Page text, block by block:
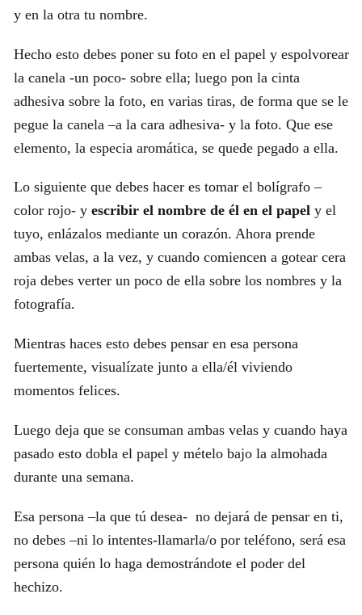
y en la otra tu nombre.
Hecho esto debes poner su foto en el papel y espolvorear
la canela -un poco- sobre ella; luego pon la cinta
adhesiva sobre la foto, en varias tiras, de forma que se le
pegue la canela –a la cara adhesiva- y la foto. Que ese
elemento, la especia aromática, se quede pegado a ella.
Lo siguiente que debes hacer es tomar el bolígrafo –
color rojo- y escribir el nombre de él en el papely el
tuyo, enlázalos mediante un corazón. Ahora prende
ambas velas, a la vez, y cuando comiencen a gotear cera
roja debes verter un poco de ella sobre los nombres y la
fotografía.
Mientras haces esto debes pensar en esa persona
fuertemente, visualízate junto a ella/él viviendo
momentos felices.
Luego deja que se consuman ambas velas y cuando haya
pasado esto dobla el papel y mételo bajo la almohada
durante una semana.
Esa persona –la que tú desea- no dejará de pensar en ti,
no debes –ni lo intentes-llamarla/o por teléfono, será esa
persona quién lo haga demostrándote el poder del
hechizo.